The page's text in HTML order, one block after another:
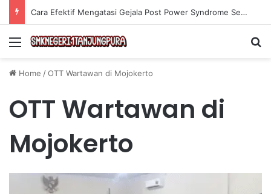
Cara Efektif Mengatasi Gejala Post Power Syndrome Setelah Pensiun Kerja
Menu
Home /OTT Wartawan di Mojokerto
OTT Wartawan di
Mojokerto